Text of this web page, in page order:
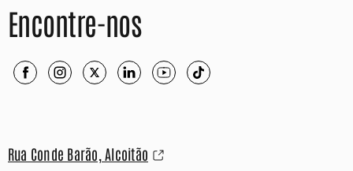
Encontre-nos
Rua Conde Barão, Alcoitão